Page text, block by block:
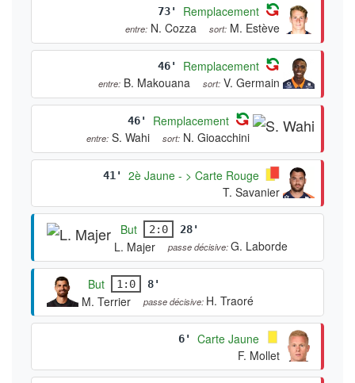
73' Remplacement
entre: N. Cozza sort: M. Estève
46' Remplacement
entre: B. Makouana sort: V. Germain
46' Remplacement
entre: S. Wahi sort: N. Gioacchini
41'
2è Jaune - > Carte Rouge
T. Savanier
But 2:0 28'
L. Majer passe décisive:G. Laborde
But 1:0 8'
M. Terrier passe décisive: H. Traoré
6'
Carte Jaune
F. Mollet